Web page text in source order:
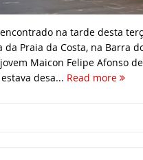
na tarde desta
da Praia da Costa, na Barra
Maicon Felipe Afonso
desa... Read more